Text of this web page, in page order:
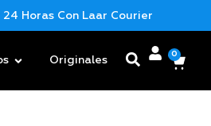
Con Laar Courier
Originales
0